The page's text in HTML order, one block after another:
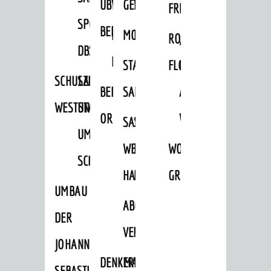
SPORTHALLE
DBS
SCHULZENTRUM
WESTSTADT
SANIERUNG-
UND
UMBAUMASSNAHME S
CHLOSS
UMBAU
DER
JOHANN-
ÜBER
BEBAUUNGSPLÄNE
VERFAHREN
BEBAUUNGSPLÄNE
KERNSTADT
BEBAUUNGSPLÄNE
ORTSTEILE
EINZELHANDELSKONZEPT
MOBILFUNKKONZEPT
LÄRMAKTIONSPLAN
STADTERNEUERUNG/-
SANIERUNG
SANIERUNG
WESTLICH
HAUPTBAHNHOF
SANIERUNGSGEBIET
HILDEBRANDSCHE
MÜHLE
ABGESCHLOSSENE
VERFAHREN
DENKMALSCHUTZ
ERHALTUNGSSATZUNGEN
FRÜHLING
HERBST
RODENSTEINER
FLOHMARKT
„WOINEM
LIVE“
AM
WINDECKPLATZ
WOCHENMARKT
GROOVE